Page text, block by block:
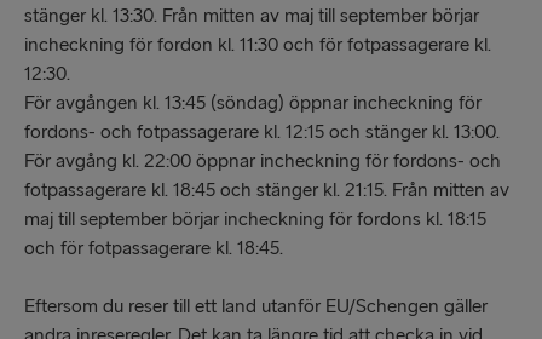
stänger kl. 13:30. Från mitten av maj till september börjar
incheckning för fordon kl. 11:30 och för fotpassagerare kl.
12:30.
För avgången kl. 13:45 (söndag) öppnar incheckning för
fordons- och fotpassagerare kl. 12:15 och stänger kl. 13:00.
För avgång kl. 22:00 öppnar incheckning för fordons- och
fotpassagerare kl. 18:45 och stänger kl. 21:15. Från mitten av
maj till september börjar incheckning för fordons kl. 18:15
och för fotpassagerare kl. 18:45.
Eftersom du reser till ett land utanför EU/Schengen gäller